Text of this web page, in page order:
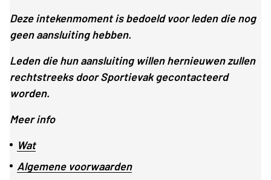
Deze intekenmoment is bedoeld voor leden die nog
geen aansluiting hebben.
Leden die hun aansluiting willen hernieuwen zullen
rechtstreeks door Sportievak gecontacteerd
worden.
Meer info
Wat
Algemene voorwaarden